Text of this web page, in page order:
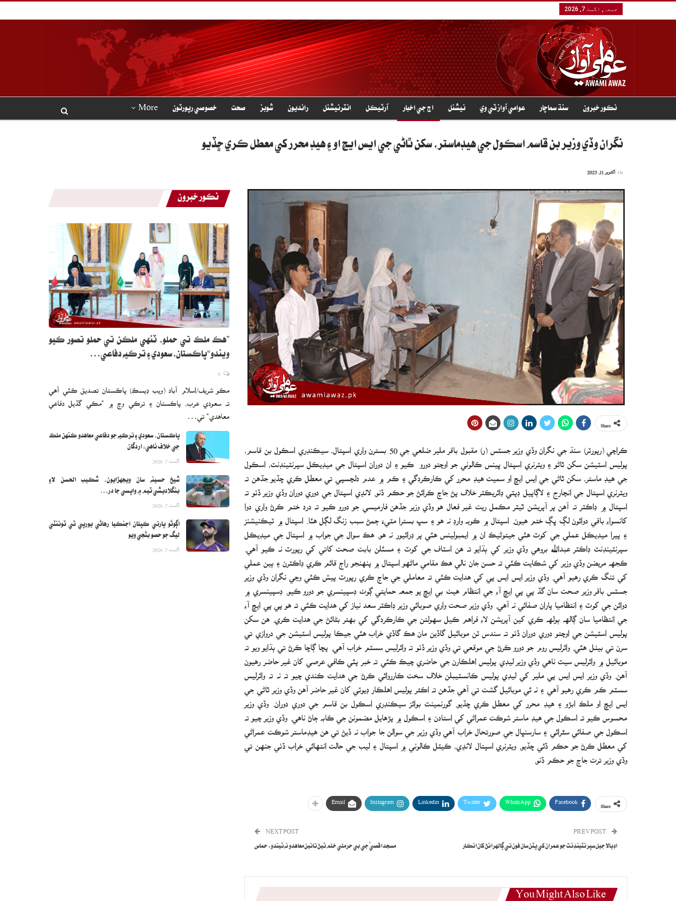
جمعہ, اگست 7, 2026
نڪور خبرون سنڌ سماچار عوامي آواز ٽي وي نيشنل اڄ جي اخبار آرٽيڪل انٽرنيشنل رانديون شوبز صحت خصوصي رپورٽون More
نگران وڏي وزير بن قاسم اسڪول جي هيڊماستر، سکن ٿاڻي جي ايس ايڇ او ۽ هيڊ محرر کي معطل ڪري ڇڏيو
اکتوبر 11, 2023
ڪراچي (رپورٽر) سنڌ جي نگران وڏي وزير جسٽس (ر) مقبول باقر ملير ضلعي جي 50 بسترن واري اسپتال، سيڪنڊري اسڪول بن قاسم،
پوليس اسٽيشن سکن ٿاڻو ۽ ويٽرنري اسپتال ڀينس ڪالوني جو اوچتو دورو ڪيو ۽ ان دوران اسپتال جي ميڊيڪل سپرنٽينڊنٽ، اسڪول
جي هيڊ ماستر، سکن ٿاڻي جي ايس ايڇ او سميت هيڊ محرر کي ڪارڪردگي ۽ ڪم ۾ عدم دلچسپي تي معطل ڪري ڇڏيو جڏهن ته
ويٽرنري اسپتال جي انچارج ۽ لاڳاپيل ڊپٽي ڊائريڪٽر خلاف پڻ جاچ ڪرائڻ جو حڪم ڏنو. لانڍي اسپتال جي دوري دوران وڏي وزير ڏٺو ته
اسپتال ۾ ڊاڪٽر ته آهن پر آپريشن ٿيٽر مڪمل ريت غير فعال هو وڏي وزير جڏهن فارميسي جو دورو ڪيو ته درد ختم ڪرڻ واري دوا
کانسواءِ باقي دوائون لڳ ڀڳ ختم هيون. اسپتال ۾ ڪوبه وارڊ نه هو ۽ سڀ بسترا مٽيءَ ڄمڻ سبب زنگ لڳل هئا. اسپتال ۾ ٽيڪنيشنز
۽ پيرا ميڊيڪل عملي جي کوٽ هئي جيتوڻيڪ ان ۾ ايمبولينس هئي پر ڊرائيور نه هو. هڪ سوال جي جواب ۾ اسپتال جي ميڊيڪل
سپرنٽينڊنٽ ڊاڪٽر عبدالله بروهي وڏي وزير کي ٻڌايو ته هن اسٽاف جي کوٽ ۽ مسئلن بابت صحت کاتي کي رپورٽ نه ڪيو آهي.
ڪجهه مريضن وڏي وزير کي شڪايت ڪئي ته حسن جان نالي هڪ مقامي ماڻهو اسپتال ۾ پنهنجو راڄ قائم ڪري ڊاڪٽرن ۽ ٻين عملي
کي تنگ ڪري رهيو آهي. وڏي وزير ايس ايس پي کي هدايت ڪئي ته معاملي جي جاچ ڪري رپورٽ پيش ڪئي وڃي نگران وڏي وزير
جسٽس باقر وزير صحت سان گڏ پي پي ايڇ آءِ جي انتظام هيٺ بي ايڇ يو جمعه حمايتي ڳوٺ ڊسپينسري جو دورو ڪيو. ڊسپينسري ۾
دوائن جي کوٽ ۽ انتظاميا پاران صفائي نه آهي. وڏي وزير صحت واري صوبائي وزير ڊاڪٽر سعد نياز کي هدايت ڪئي ته هو پي پي ايڇ آءِ
جي انتظاميا سان ڳالهه ٻولهه ڪري کين آپريشن لاءِ فراهم ڪيل سهولتن جي ڪارڪردگي کي بهتر بڻائڻ جي هدايت ڪري. هن سکن
پوليس اسٽيشن جي اوچتو دوري دوران ڏٺو ته سندس ٽن موبائيل گاڏين مان هڪ گاڏي خراب هئي جيڪا پوليس اسٽيشن جي دروازي تي
سرن تي بيٺل هئي. وائرليس روم جو دورو ڪرڻ جي موقعي تي وڏي وزير ڏٺو ته وائرليس سسٽم خراب آهي. پڇا ڳاڇا ڪرڻ تي ٻڌايو ويو ته
موبائيل ۾ وائرليس سيٽ ناهي وڏي وزير ليڊي پوليس اهلڪارن جي حاضري چيڪ ڪئي ته خبر پئي ڪافي عرصي کان غير حاضر رهيون
آهن. وڏي وزير ايس ايس پي ملير کي ليڊي پوليس ڪانسٽيبلن خلاف سخت ڪارروائي ڪرڻ جي هدايت ڪندي چيو ته نه ته وائرليس
سسٽم ڪم ڪري رهيو آهي ۽ نه ئي موبائيل گشت تي آهي جڏهن ته اڪثر پوليس اهلڪار ڊيوٽي کان غير حاضر آهن وڏي وزير ٿاڻي جي
ايس ايڇ او ملڪ ابڙو ۽ هيڊ محرر کي معطل ڪري ڇڏيو. گورنمينٽ بوائز سيڪنڊري اسڪول بن قاسم جي دوري دوران. وڏي وزير
محسوس ڪيو ته اسڪول جي هيڊ ماستر شوڪت عمراڻي کي استادن ۽ اسڪول ۾ پڙهايل مضمونن جي ڪابه ڄاڻ ناهي. وڏي وزير چيو ته
اسڪول جي صفائي سٿرائي ۽ سارسنڀال جي صورتحال خراب آهي وڏي وزير جي سوالن جا جواب نه ڏيڻ تي هن هيڊماستر شوڪت عمراڻي
کي معطل ڪرڻ جو حڪم ڏئي ڇڏيو. ويٽرنري اسپتال لانڍي، ڪيٽل ڪالوني ۾ اسپتال ۽ ليب جي حالت انتهائي خراب ڏٺي جنهن تي
وڏي وزير ترت جاچ جو حڪم ڏنو.
Facebook
WhatsApp
Twitter
Linkedin
Instagram
Email
اڊيالا جيل سپرنٽينڊنٽ جو عمران کي پٽن سان فون تي ڳالهرائڻ کان انڪار
NEXT POST
مسجد اقصيٰ جي بي حرمتي ختم ٿيڻ تائين معاهدو نه ٿيندو: حماس
You Might Also Like
نڪور خبرون
”هڪ ملڪ تي حملو، ٽنهي ملڪن تي حملو تصور ڪيو
ويندو“پاڪستان، سعودي ۽ ترڪيه دفاعي…
مڪو شريف/اسلام آباد (ويب ڊيسڪ) پاڪستان تصديق ڪئي آهي
ته سعودي عرب، پاڪستان ۽ ترڪي وچ ۾ ”مڪي گڏيل دفاعي
معاهدي“ تي…
پاڪستان، سعودي ۽ ترڪيه جو دفاعي معاهدو ڪنهن ملڪ
جي خلاف ناهي: اردگان
اگست 7, 2026
شيخ حسينه سان ويجهڙايون، شڪيب الحسن لاءِ
بنگلاديشي ٽيم ۾ واپسي جا در…
اگست 7, 2026
اڳوڻو ڀارتي ڪپتان اجنڪيا رهاڻي يورپي ٽي ٽوئنٽي
ليگ جو حصو بڻجي ويو
اگست 7, 2026